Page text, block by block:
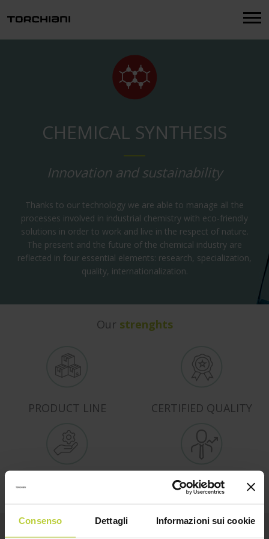
Consenso Dettagli Informazioni sui cookie
CHEMICAL SYNTHESIS
Innovation and sustainability
Thanks to our technology we are able to manage all the
processes involved in industrial chemistry with eco-friendly
solutions in order to work and live in the respect of nature.
The present and the future of the chemical industry are
reflected in four essential elements: research, specialization,
quality, internationalization.
Our strenghts
PRODUCT LINE CERTIFIED QUALITY
TECHNICAL SUPPORT EXPERTISE